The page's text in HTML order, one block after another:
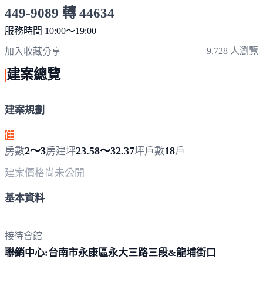
449-9089 轉 44634
服務時間 10:00～19:00
加入收藏分享 9,728 人瀏覽
建案總覽
建案規劃
住
房數2～3房建坪23.58～32.37坪戶數18戶
建案價格尚未公開
基本資料
接待會館
聯銷中心:台南市永康區永大三路三段&龍埔街口